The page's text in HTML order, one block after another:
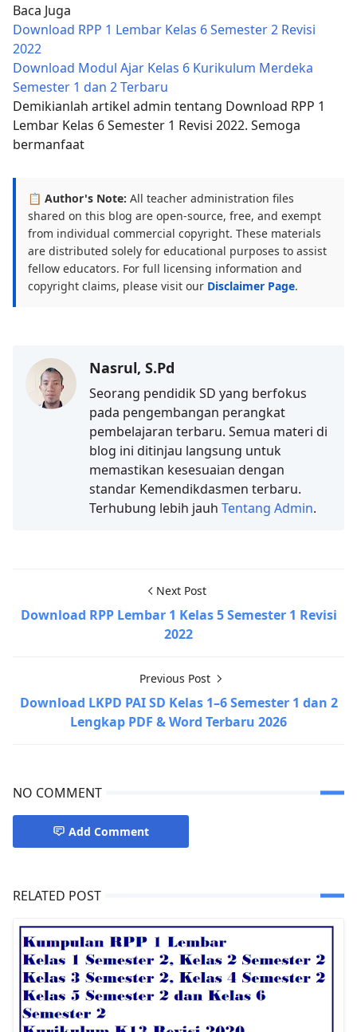
Baca Juga
Download RPP 1 Lembar Kelas 6 Semester 2 Revisi
2022
Download Modul Ajar Kelas 6 Kurikulum Merdeka
Semester 1 dan 2 Terbaru
Demikianlah artikel admin tentang Download RPP 1
Lembar Kelas 6 Semester 1 Revisi 2022. Semoga
bermanfaat
📋 Author's Note: All teacher administration files
shared on this blog are open-source, free, and exempt
from individual commercial copyright. These materials
are distributed solely for educational purposes to assist
fellow educators. For full licensing information and
copyright claims, please visit our Disclaimer Page.
Nasrul, S.Pd
Seorang pendidik SD yang berfokus
pada pengembangan perangkat
pembelajaran terbaru. Semua materi di
blog ini ditinjau langsung untuk
memastikan kesesuaian dengan
standar Kemendikdasmen terbaru.
Terhubung lebih jauh Tentang Admin.
Next Post
Download RPP Lembar 1 Kelas 5 Semester 1 Revisi
2022
Previous Post
Download LKPD PAI SD Kelas 1–6 Semester 1 dan 2
Lengkap PDF & Word Terbaru 2026
NO COMMENT
Add Comment
RELATED POST